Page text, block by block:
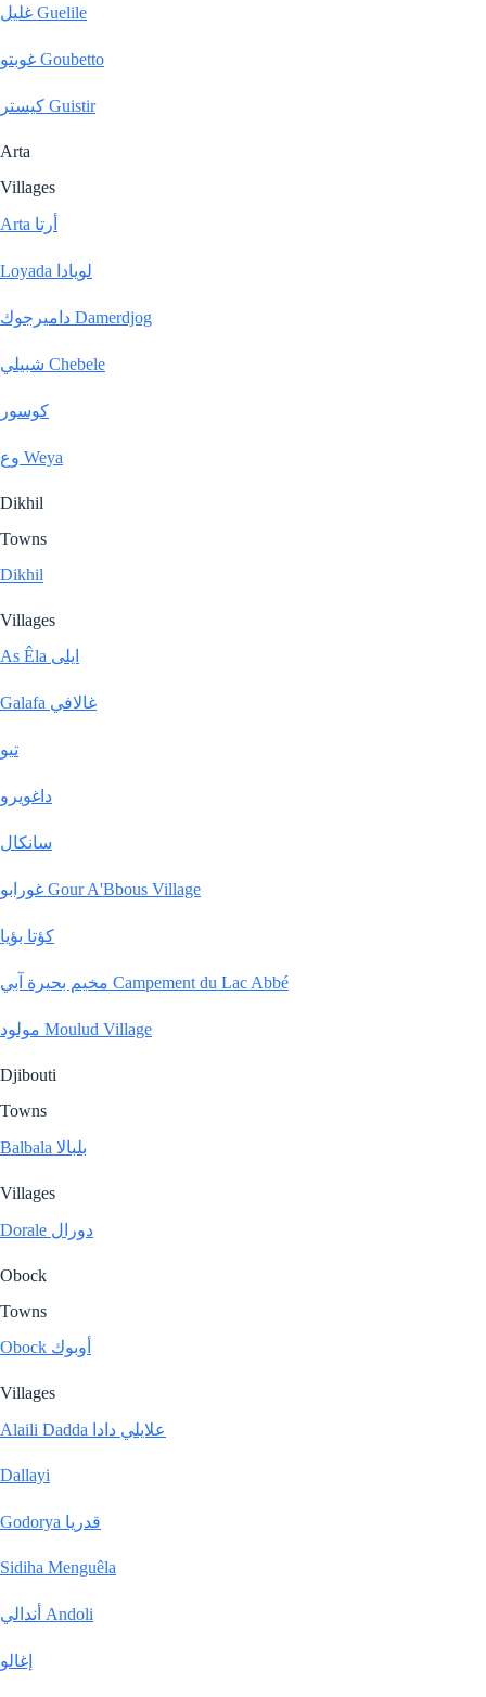
غليل Guelile
غوبتو Goubetto
كيستر Guistir
Arta
Villages
Arta أرتا
Loyada لويادا
داميرجوك Damerdjog
شبيلي Chebele
كوسور
وع Weya
Dikhil
Towns
Dikhil
Villages
As Êla ايلى
Galafa غالافي
تيو
داغويرو
سانكال
غورابو Gour A'Bbous Village
کؤتا بؤیا
مخيم بحيرة آبي Campement du Lac Abbé
مولود Moulud Village
Djibouti
Towns
Balbala بلبالا
Villages
Dorale دورال
Obock
Towns
Obock أوبوك
Villages
Alaili Dadda علايلي دادا
Dallayi
Godorya قدريا
Sidiha Menguêla
أندالي Andoli
إغالو